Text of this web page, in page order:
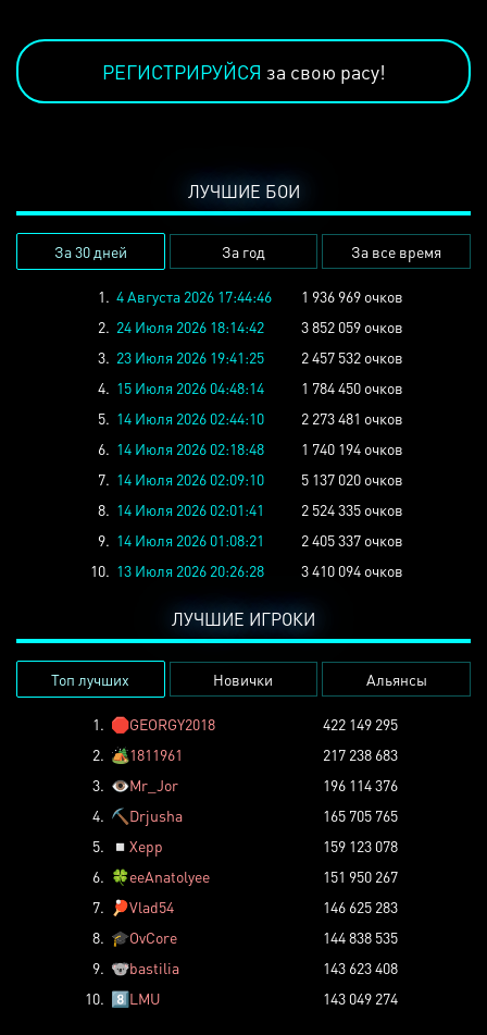
РЕГИСТРИРУЙСЯ за свою расу!
ЛУЧШИЕ БОИ
За 30 дней За год За все время
1. 4 Августа 2026 17:44:46
1 936 969 очков
2. 24 Июля 2026 18:14:42
3 852 059 очков
3. 23 Июля 2026 19:41:25
2 457 532 очков
4. 15 Июля 2026 04:48:14
1 784 450 очков
5. 14 Июля 2026 02:44:10
2 273 481 очков
6. 14 Июля 2026 02:18:48
1 740 194 очков
7. 14 Июля 2026 02:09:10
5 137 020 очков
8. 14 Июля 2026 02:01:41
2 524 335 очков
9. 14 Июля 2026 01:08:21
2 405 337 очков
10. 13 Июля 2026 20:26:28 3 410 094 очков
ЛУЧШИЕ ИГРОКИ
Топ лучших Новички Альянсы
1. 🛑GEORGY2018
422 149 295
2. 🏕️1811961
217 238 683
3. 👁️Mr_Jor
196 114 376
4. ⛏️ Drjusha
165 705 765
5.
◽ Xepp
159 123 078
6. 🍀eeAnatolyee
151 950 267
7.
🏓Vlad54
146 625 283
8. 🎓OvCore
144 838 535
9. 🐨bastilia
143 623 408
10. 8️⃣LMU 143 049 274